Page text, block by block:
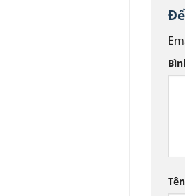
Tên